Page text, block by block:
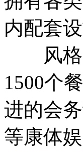
内配套
风格各
1500个
进的会
等康体